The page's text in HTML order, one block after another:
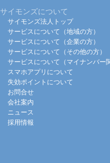
サイモンズについて
サイモンズ法人トップ
サービスについて（地域の方）
サービスについて（企業の方）
サービスについて（その他の方）
サービスについて（マイナンバー
スマホアプリについて
失効ポイントについて
お問合せ
会社案内
ニュース
採用情報